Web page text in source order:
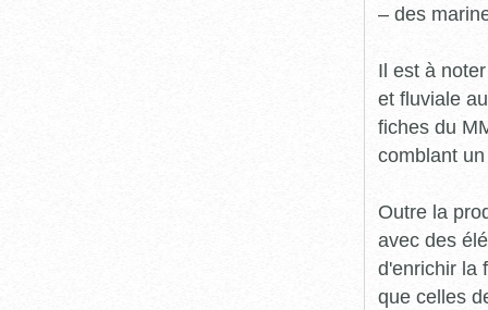
– des
Il est à
et fluviale
fiches du
comblant
Outre la
avec des
d'enrichir la
que celles